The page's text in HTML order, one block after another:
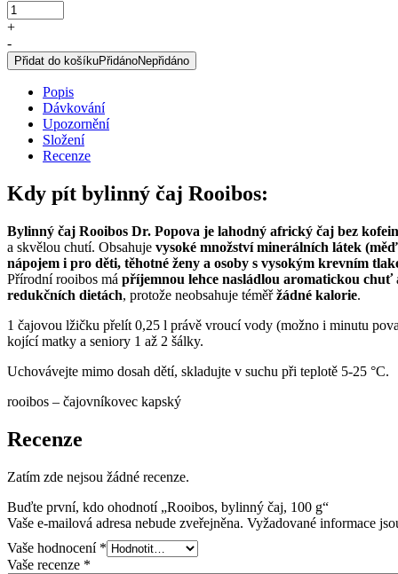
Rooibos,
bylinný
čaj,
100
g
množství
+
-
Přidat do košíkuPřidánoNepřidáno
Popis
Dávkování
Upozornění
Složení
Recenze
Kdy pít bylinný čaj Rooibos:
Bylinný čaj Rooibos Dr. Popova je lahodný africký čaj bez
a skvělou chutí. Obsahuje vysoké množství minerálních látek
nápojem i pro děti, těhotné ženy a osoby s vysokým krevním
Přírodní rooibos má příjemnou lehce nasládlou aromatickou chuť
redukčních dietách, protože neobsahuje téměřžádné kalorie.
1 čajovou lžičku přelít 0,25 l právě vroucí vody (možno i minutu
kojící matky a seniory 1 až 2 šálky.
Uchovávejte mimo dosah dětí, skladujte v suchu při teplotě 5-25 °C.
rooibos – čajovníkovec kapský
Recenze
Zatím zde nejsou žádné recenze.
Buďte první, kdo ohodnotí „Rooibos, bylinný čaj, 100 g“
Vaše e-mailová adresa nebude zveřejněna. Vyžadované informace
Vaše hodnocení *
Vaše recenze *